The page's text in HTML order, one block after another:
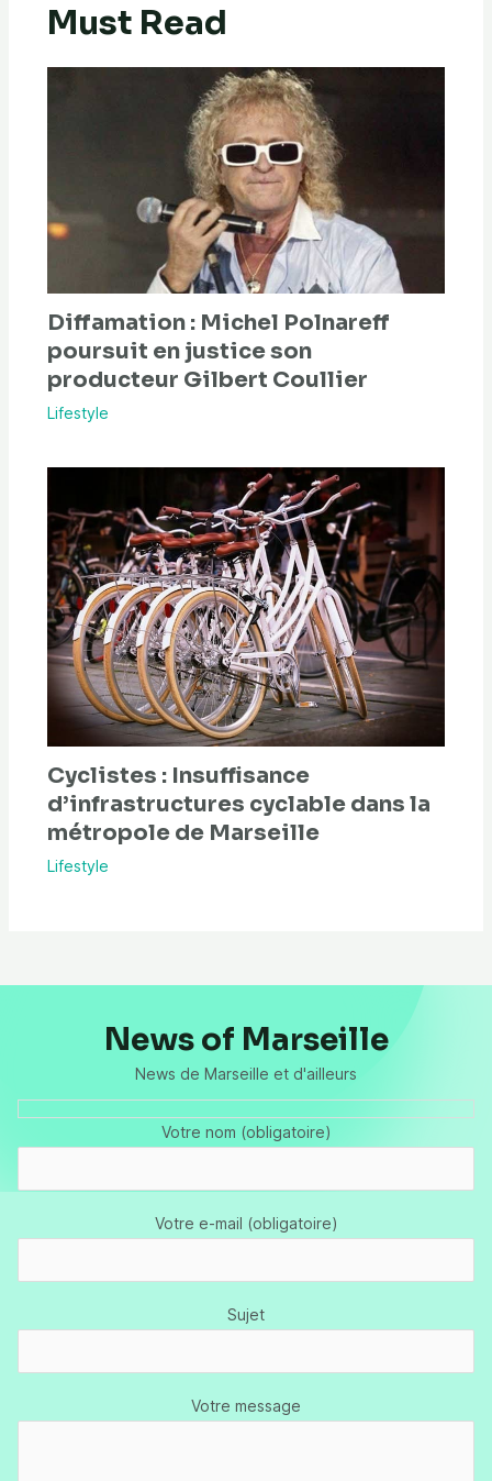
Must Read
Diffamation : Michel Polnareff
poursuit en justice son
producteur Gilbert Coullier
Lifestyle
Cyclistes : Insuffisance
d’infrastructures cyclable dans la
métropole de Marseille
Lifestyle
News of Marseille
News de Marseille et d'ailleurs
Votre nom (obligatoire)
Votre e-mail (obligatoire)
Sujet
Votre message